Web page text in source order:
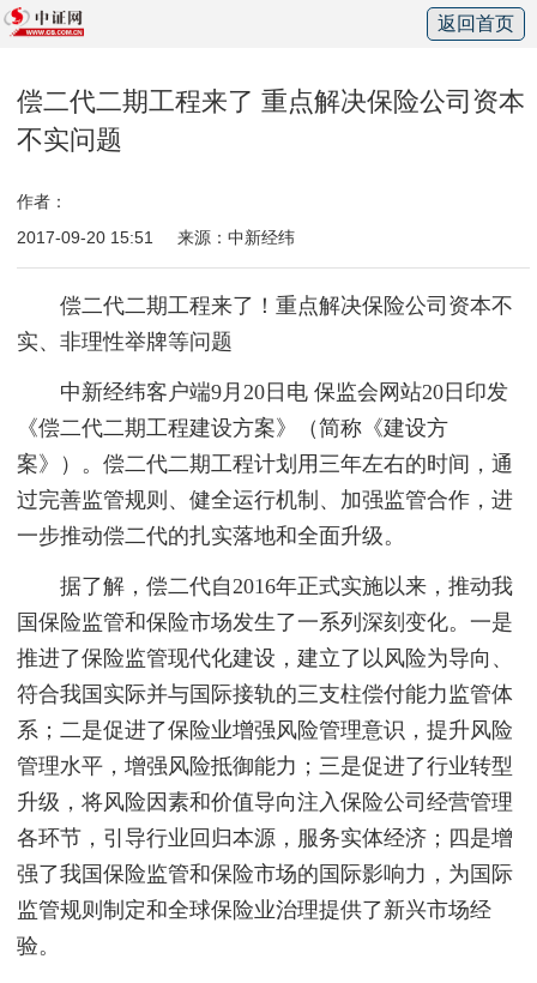
返回首页
偿二代二期工程来了 重点解决保险公司资本
不实问题
作者：
2017-09-20 15:51
来源：中新经纬
偿二代二期工程来了！重点解决保险公司资本不
实、非理性举牌等问题
中新经纬客户端9月20日电 保监会网站20日印发
《偿二代二期工程建设方案》（简称《建设方
案》）。偿二代二期工程计划用三年左右的时间，通
过完善监管规则、健全运行机制、加强监管合作，进
一步推动偿二代的扎实落地和全面升级。
据了解，偿二代自2016年正式实施以来，推动我
国保险监管和保险市场发生了一系列深刻变化。一是
推进了保险监管现代化建设，建立了以风险为导向、
符合我国实际并与国际接轨的三支柱偿付能力监管体
系；二是促进了保险业增强风险管理意识，提升风险
管理水平，增强风险抵御能力；三是促进了行业转型
升级，将风险因素和价值导向注入保险公司经营管理
各环节，引导行业回归本源，服务实体经济；四是增
强了我国保险监管和保险市场的国际影响力，为国际
监管规则制定和全球保险业治理提供了新兴市场经
验。